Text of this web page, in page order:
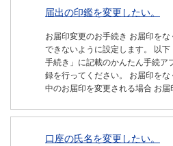
届出の印鑑を変更したい。
お届印変更のお手続き お届印を
できないように設定します。 以
手続き」に記載のかんたん手続ア
録を行ってください。 お届印を
中のお届印を変更される場合 お届
口座の氏名を変更したい。